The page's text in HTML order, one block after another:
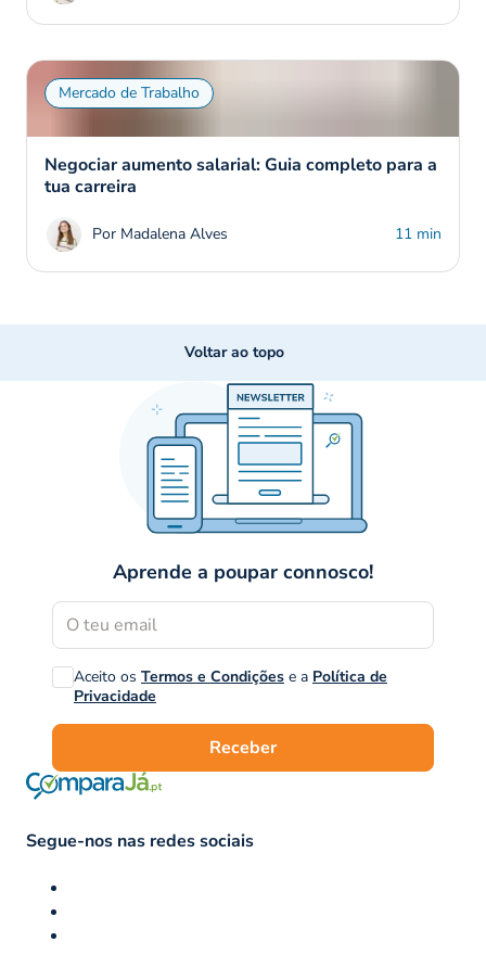
Mercado de Trabalho
Negociar aumento salarial: Guia completo para a
tua carreira
Por Madalena Alves 11 min
Voltar ao topo
Aprende a poupar connosco!
Aceito os Termos e Condições e a Política de
Privacidade
Receber
Segue-nos nas redes sociais